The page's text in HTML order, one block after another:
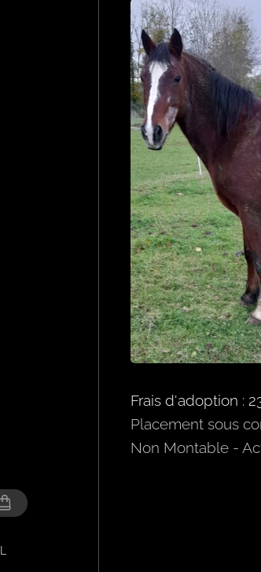
Frais d'adoption :
Placement sous
Non Montable -